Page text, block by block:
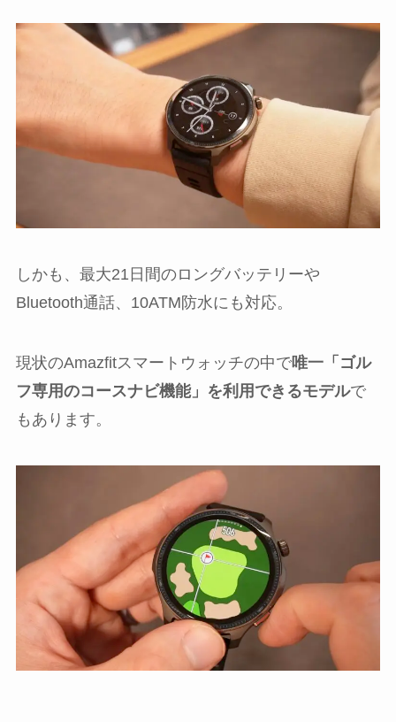
しかも、最大21日間のロングバッテリーや
Bluetooth通話、10ATM防水にも対応。
現状のAmazfitスマートウォッチの中で唯一「ゴル
フ専用のコースナビ機能」を利用できるモデルで
もあります。